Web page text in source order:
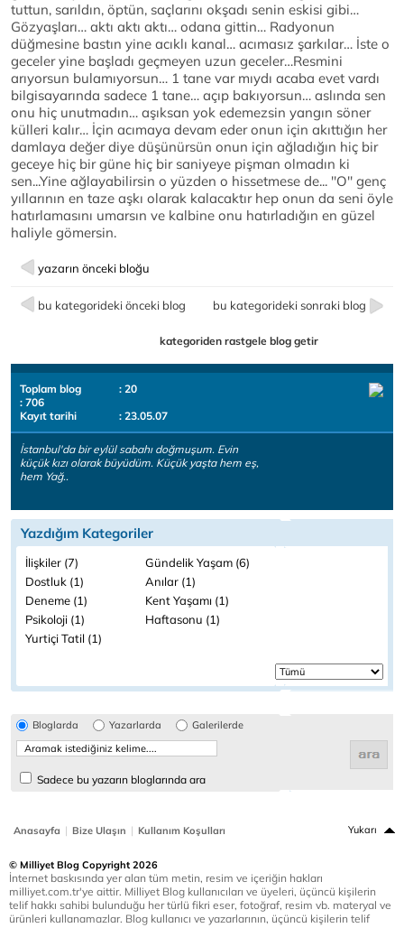
tuttun, sarıldın, öptün, saçlarını okşadı senin eskisi gibi…
Gözyaşları… aktı aktı aktı… odana gittin… Radyonun
düğmesine bastın yine acıklı kanal… acımasız şarkılar… İste o
geceler yine başladı geçmeyen uzun geceler…Resmini
arıyorsun bulamıyorsun… 1 tane var mıydı acaba evet vardı
bilgisayarında sadece 1 tane… açıp bakıyorsun… aslında sen
onu hiç unutmadın… aşıksan yok edemezsin yangın söner
külleri kalır… İçin acımaya devam eder onun için akıttığın her
damlaya değer diye düşünürsün onun için ağladığın hiç bir
geceye hiç bir güne hiç bir saniyeye pişman olmadın ki
sen...Yine ağlayabilirsin o yüzden o hissetmese de... ''O'' genç
yıllarının en taze aşkı olarak kalacaktır hep onun da seni öyle
hatırlamasını umarsın ve kalbine onu hatırladığın en güzel
haliyle gömersin.
yazarın önceki bloğu
bu kategorideki önceki blog bu kategorideki sonraki blog
kategoriden rastgele blog getir
Toplam blog
: 20
: 706
Kayıt tarihi
: 23.05.07
İstanbul'da bir eylül sabahı doğmuşum. Evin
küçük kızı olarak büyüdüm. Küçük yaşta hem eş,
hem Yağ..
Yazdığım Kategoriler
İlişkiler (7)
Gündelik Yaşam (6)
Dostluk (1)
Anılar (1)
Deneme (1)
Kent Yaşamı (1)
Psikoloji (1)
Haftasonu (1)
Yurtiçi Tatil (1)
Bloglarda Yazarlarda Galerilerde
Sadece bu yazarın bloglarında ara
Anasayfa | Bize Ulaşın | Kullanım Koşulları Yukarı
© Milliyet Blog Copyright 2026
İnternet baskısında yer alan tüm metin, resim ve içeriğin hakları
milliyet.com.tr'ye aittir. Milliyet Blog kullanıcıları ve üyeleri, üçüncü kişilerin
telif hakkı sahibi bulunduğu her türlü fikri eser, fotoğraf, resim vb. materyal ve
ürünleri kullanamazlar. Blog kullanıcı ve yazarlarının, üçüncü kişilerin telif